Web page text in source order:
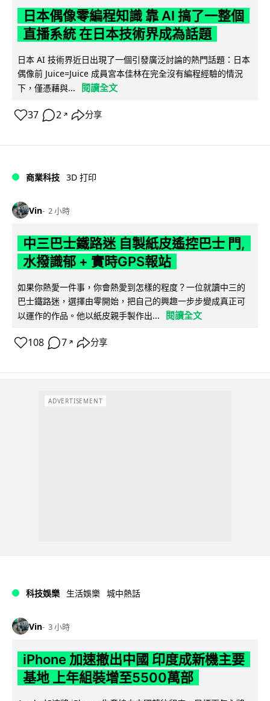
日本偶像零編程知識 靠 AI 搞了一整個
直播系統 在日本技術界成為話題
日本 AI 技術界近日出現了一個引發廣泛討論的熱門話題：日本
偶像前 Juice=Juice 成員宮本佳林在完全沒有編程經驗的情況
下，僅憑藉與...
閱讀全文
37 2 ↗ 分享
商業科技 3D 打印
Vin 2 小時
中三巴士鐵路迷 自製紙皮遙控巴士 門,
水撥識郁 + 實時GPS報站
如果你熱愛一件事，你會熱愛到怎樣的程度？一位就讀中三的
巴士鐵路迷，選擇由零開始，把自己的興趣一步步變成真正可
以運作的作品。他以紙皮親手製作出...
閱讀全文
108 7 ↗ 分享
ADVERTISEMENT
科技娛樂 生活娛樂 城中熱話
Vin 3 小時
iPhone 加速撤出中國 印度成新機主要
基地 上年組裝增至5500萬部